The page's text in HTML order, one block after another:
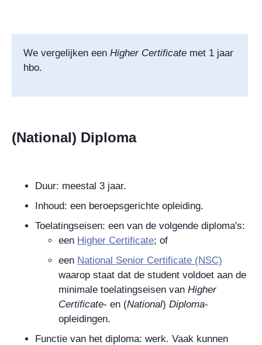
We vergelijken een Higher Certificate met 1 jaar
hbo.
(National) Diploma
Duur: meestal 3 jaar.
Inhoud: een beroepsgerichte opleiding.
Toelatingseisen: een van de volgende diploma's:
een Higher Certificate; of
een National Senior Certificate (NSC)
waarop staat dat de student voldoet aan de
minimale toelatingseisen van Higher
Certificate- en (National) Diploma-
opleidingen.
Functie van het diploma: werk. Vaak kunnen